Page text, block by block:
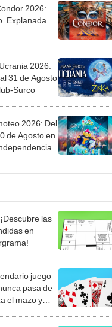
2026:
Explanada
2026:
31 de Agosto
Surco
2026: Del
de Agosto en
las
en
juego
pasa de
el mazo y